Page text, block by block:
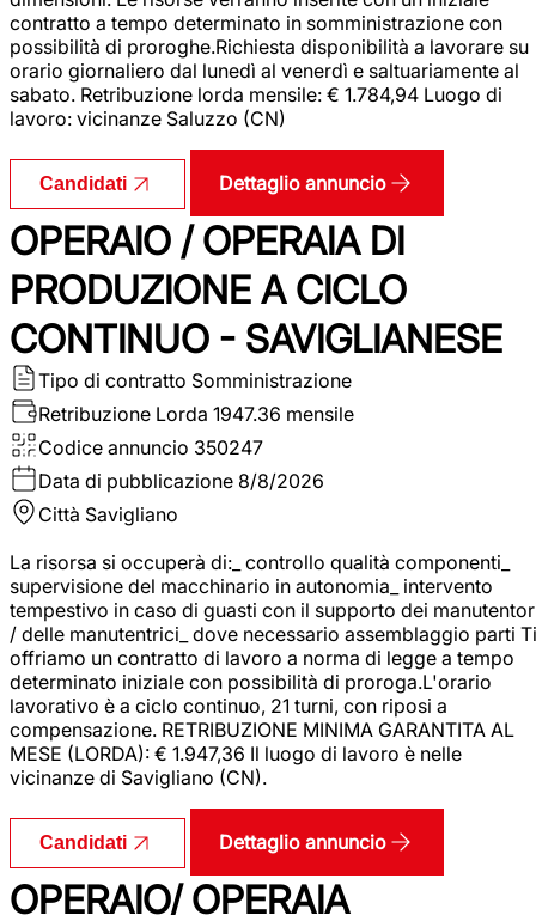
contratto a tempo determinato in somministrazione con
possibilità di proroghe.Richiesta disponibilità a lavorare su
orario giornaliero dal lunedì al venerdì e saltuariamente al
sabato. Retribuzione lorda mensile: € 1.784,94 Luogo di
lavoro: vicinanze Saluzzo (CN)
Candidati Dettaglio annuncio
OPERAIO / OPERAIA DI
PRODUZIONE A CICLO
CONTINUO - SAVIGLIANESE
Tipo di contratto Somministrazione
Retribuzione Lorda 1947.36 mensile
Codice annuncio 350247
Data di pubblicazione 8/8/2026
Città Savigliano
La risorsa si occuperà di:_ controllo qualità componenti_
supervisione del macchinario in autonomia_ intervento
tempestivo in caso di guasti con il supporto dei
/ delle manutentrici_ dove necessario assemblaggio parti Ti
offriamo un contratto di lavoro a norma di legge a tempo
determinato iniziale con possibilità di proroga.L'orario
lavorativo è a ciclo continuo, 21 turni, con riposi a
compensazione. RETRIBUZIONE MINIMA GARANTITA AL
MESE (LORDA): € 1.947,36 Il luogo di lavoro è nelle
vicinanze di Savigliano (CN).
Candidati Dettaglio annuncio
OPERAIO/ OPERAIA